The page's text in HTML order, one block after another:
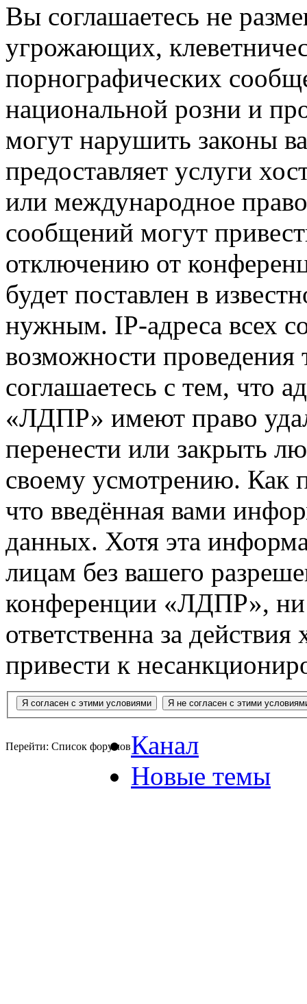
Вы соглашаетесь не
угрожающих,
порнографических
национальной розни и
могут нарушить законы
предоставляет услуги
или международное
сообщений могут
отключению от
будет поставлен в
нужным. IP-адреса всех
возможности
соглашаетесь с тем, что
«ЛДПР» имеют право
перенести или закрыть
своему усмотрению. Как
что введённая вами
данных. Хотя эта
лицам без вашего
конференции «ЛДПР»,
ответственна за
привести к
Перейти: Список форумовКанал
Новые темы